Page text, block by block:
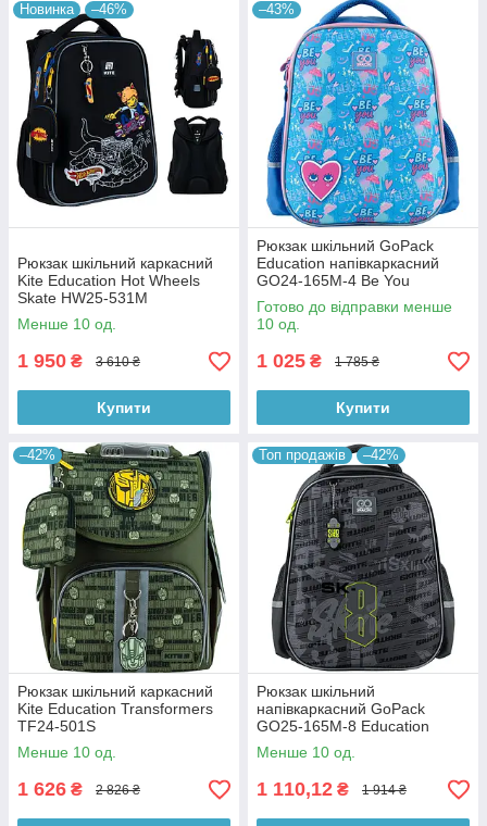
Новинка –46%
Рюкзак шкільний каркасний
Kite Education Hot Wheels
Skate HW25-531M
Менше 10 од.
1 950 ₴ 3 610 ₴
Купити
–43%
Рюкзак шкільний GoPack
Education напівкаркасний
GO24-165M-4 Be You
Готово до відправки менше
10 од.
1 025 ₴ 1 785 ₴
Купити
–42%
Рюкзак шкільний каркасний
Kite Education Transformers
TF24-501S
Менше 10 од.
1 626 ₴ 2 826 ₴
Топ продажів –42%
Рюкзак шкільний
напівкаркасний GoPack
GO25-165M-8 Education
Skate
Менше 10 од.
1 110,12 ₴ 1 914 ₴